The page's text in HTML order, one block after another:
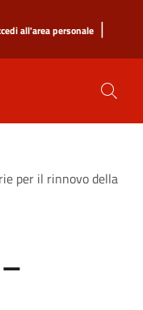
all'area personale |
per il rinnovo della